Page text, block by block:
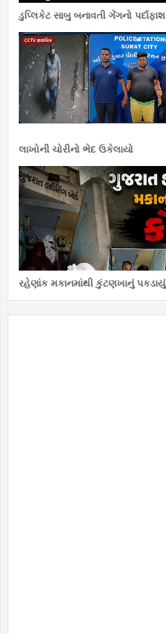
ડુપ્લિકેટ સાબુ બનાવતી ગેંગનો પર્દાફાશ
લાખોની ચોરીનો ભેદ ઉકેલાયો
રહેણાંક મકાનમાંથી કુંટણખાનું પકડાયું